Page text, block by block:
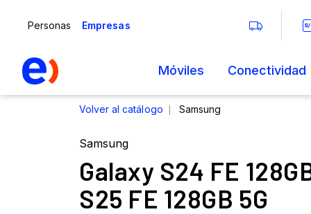
Samsung
Galaxy S24 FE
S25 FE 128GB 5G